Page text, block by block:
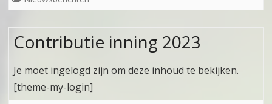
Contributie inning 2023
Je moet ingelogd zijn om deze inhoud te bekijken.
[theme-my-login]